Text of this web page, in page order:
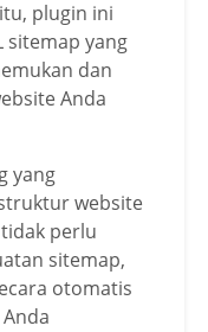
plugin ini
sitemap yang
dan
Anda
yang
website
perlu
sitemap,
otomatis